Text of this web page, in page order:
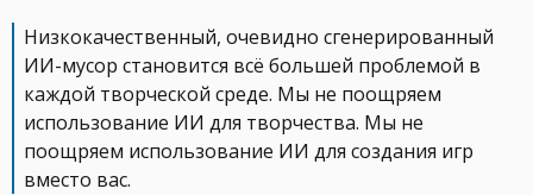
Низкокачественный, очевидно сгенерированный
ИИ-мусор становится всё большей проблемой в
каждой творческой среде. Мы не поощряем
использование ИИ для творчества. Мы не
поощряем использование ИИ для создания игр
вместо вас.